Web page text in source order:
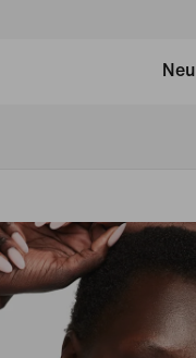
Neu